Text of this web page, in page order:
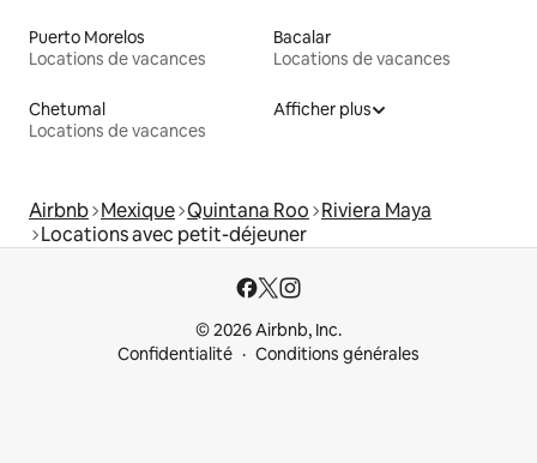
Puerto Morelos
Locations de vacances
Bacalar
Locations de vacances
Chetumal
Locations de vacances
Afficher plus
Airbnb Mexique Quintana Roo Riviera Maya
Locations avec petit-déjeuner
© 2026 Airbnb, Inc.
Confidentialité
Conditions générales